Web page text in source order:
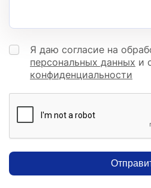
Я даю согласие на
персональных данных и
конфиденциальности